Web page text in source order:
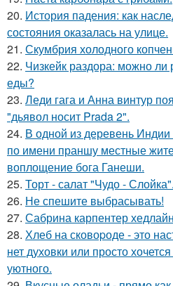
20. История падения: как
состояния оказалась на улице.
21. Скумбрия холодного
22. Чизкейк раздора: можно ли
еды?
23. Леди гага и Анна винтур
"дьявол носит Prada 2".
24. В одной из деревень Индии
по имени праншу местные
воплощение бога Ганеши.
25. Торт - салат "Чудо - Слойка".
26. Не спешите выбрасывать!
27. Сабрина карпентер
28. Хлеб на сковоpоде - это
нет духовки или просто
уютного.